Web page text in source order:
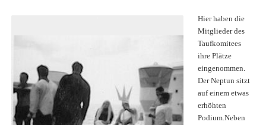
Hier haben die
Mitglieder des
Taufkomitees
ihre Plätze
eingenommen.
Der Neptun sitzt
auf einem etwas
erhöhten
Podium.Neben